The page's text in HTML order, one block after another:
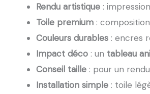
Rendu artistique : impression
Toile premium :
Couleurs durables : encres
Impact déco : un tableau
Conseil taille : pour un
Installation simple : toile